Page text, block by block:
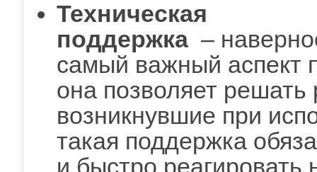
Техническая
поддержка–
самый важный аспект
она позволяет
возникнувшие при
такая поддержка
и быстро